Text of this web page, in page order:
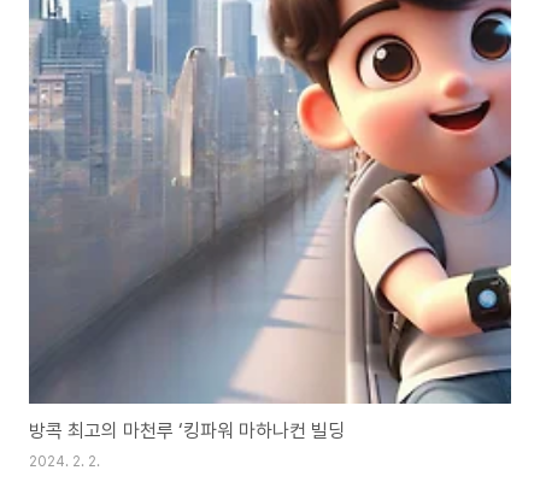
방콕 최고의 마천루 ‘킹파워 마하나컨 빌딩
2024. 2. 2.